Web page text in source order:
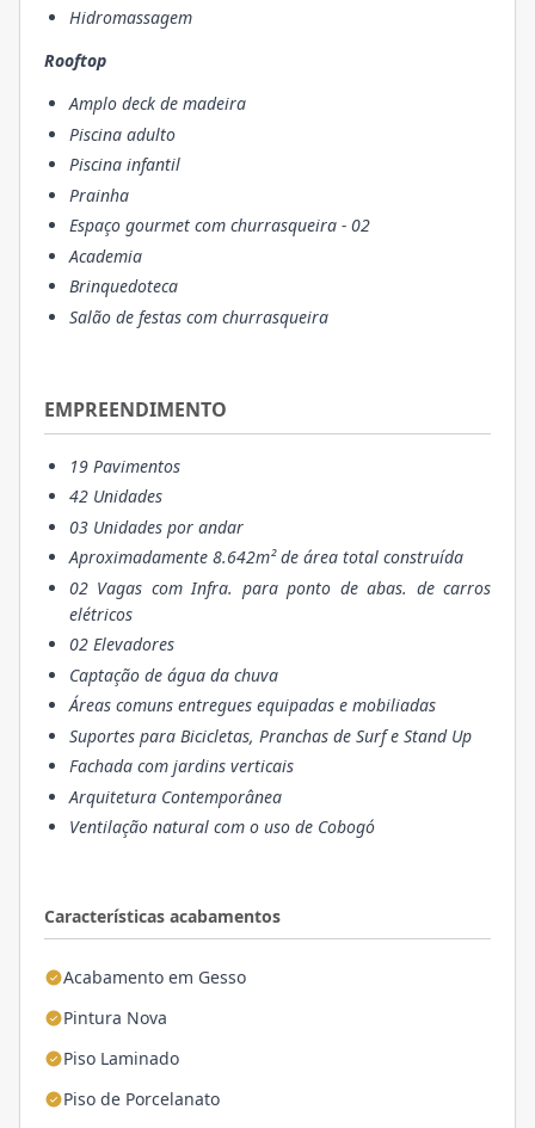
Características acabamentos
Acabamento em Gesso
Pintura Nova
Piso Laminado
Piso de Porcelanato
Hidromassagem
Rooftop
Amplo deck de madeira
Piscina adulto
Piscina infantil
Prainha
Espaço gourmet com churrasqueira - 02
Academia
Brinquedoteca
Salão de festas com churrasqueira
EMPREENDIMENTO
19 Pavimentos
42 Unidades
03 Unidades por andar
Aproximadamente 8.642m² de área total construída
02 Vagas com Infra. para ponto de abas. de carros
elétricos
02 Elevadores
Captação de água da chuva
Áreas comuns entregues equipadas e mobiliadas
Suportes para Bicicletas, Pranchas de Surf e Stand Up
Fachada com jardins verticais
Arquitetura Contemporânea
Ventilação natural com o uso de Cobogó